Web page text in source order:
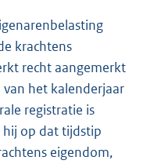
krachtens
recht aangemerkt
het kalenderjaar
registratie is
op dat tijdstip
eigendom,